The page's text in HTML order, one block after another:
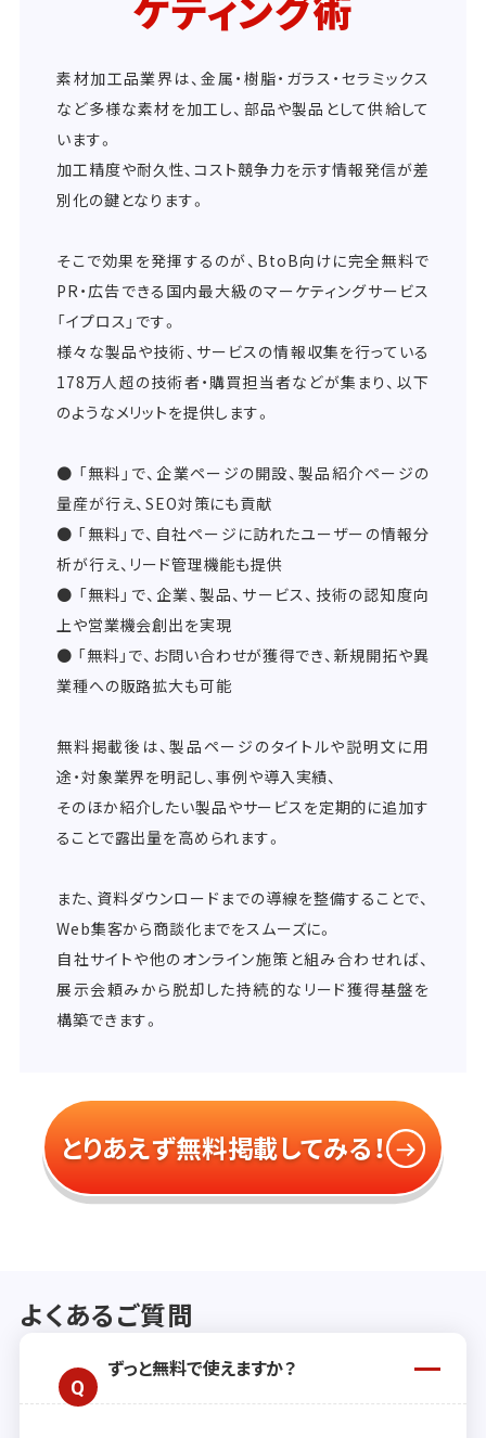
素材加工品業界は、金属・樹脂・ガラス・セラミックス
など多様な素材を加工し、部品や製品として供給して
います。
加工精度や耐久性、コスト競争力を示す情報発信が差
別化の鍵となります。
そこで効果を発揮するのが、BtoB向けに完全無料で
PR・広告できる国内最大級のマーケティングサービス
「イプロス」です。
様々な製品や技術、サービスの情報収集を行っている
178万人超の技術者・購買担当者などが集まり、以下
のようなメリットを提供します。
● 「無料」で、企業ページの開設、製品紹介ページの
量産が行え、SEO対策にも貢献
● 「無料」で、自社ページに訪れたユーザーの情報分
析が行え、リード管理機能も提供
● 「無料」で、企業、製品、サービス、技術の認知度向
上や営業機会創出を実現
● 「無料」で、お問い合わせが獲得でき、新規開拓や異
業種への販路拡大も可能
無料掲載後は、製品ページのタイトルや説明文に用
途・対象業界を明記し、事例や導入実績、
そのほか紹介したい製品やサービスを定期的に追加す
ることで露出量を高められます。
また、資料ダウンロードまでの導線を整備することで、
Web集客から商談化までをスムーズに。
自社サイトや他のオンライン施策と組み合わせれば、
展示会頼みから脱却した持続的なリード獲得基盤を
構築できます。
とりあえず無料掲載してみる！
よくあるご質問
ずっと無料で使えますか？